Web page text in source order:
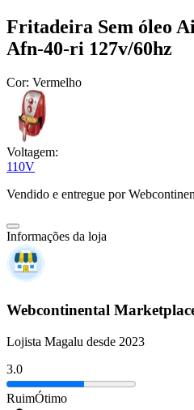
Fritadeira Sem óleo
Afn-40-ri 127v/60hz
Cor: Vermelho
Voltagem:
110V
Vendido e entregue por
Informações da loja
Webcontinental
Lojista Magalu desde 2023
3.0
RuimÓtimo